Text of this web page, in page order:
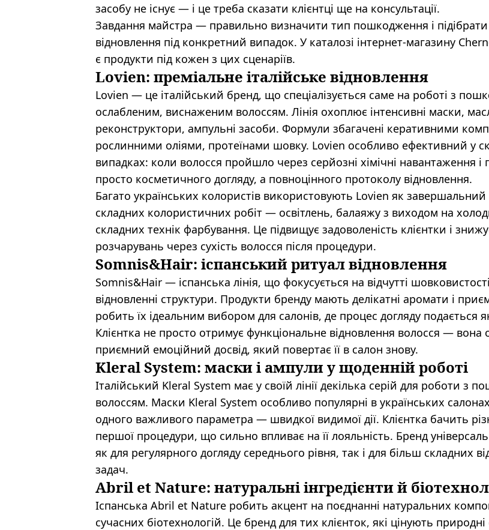
засобу не існує — і це треба сказати клієнтці ще на консультації.
Завдання майстра — правильно визначити тип пошкодження і
відновлення під конкретний випадок. У каталозі інтернет-магазину
є продукти під кожен з цих сценаріїв.
Lovien: преміальне італійське відновлення
Lovien — це італійський бренд, що спеціалізується саме на роботі з
ослабленим, виснаженим волоссям. Лінія охоплює інтенсивні маски,
реконструктори, ампульні засоби. Формули збагачені керативними
рослинними оліями, протеїнами шовку. Lovien особливо ефективний у
випадках: коли волосся пройшло через серйозні хімічні навантаження і
просто косметичного догляду, а повноцінного протоколу відновлення.
Багато українських колористів використовують Lovien як завершальний
складних колористичних робіт — освітлень, балаяжу з виходом на
складних технік фарбування. Це підвищує задоволеність клієнтки і
розчарувань через сухість волосся після процедури.
Somnis&Hair: іспанський ритуал відновлення
Somnis&Hair — іспанська лінія, що фокусується на відчутті
відновленні структури. Продукти бренду мають делікатні аромати і
робить їх ідеальним вибором для салонів, де процес догляду подається
Клієнтка не просто отримує функціональне відновлення волосся — вона
приємний емоційний досвід, який повертає її в салон знову.
Kleral System: маски і ампули у щоденній роботі
Італійський Kleral System має у своїй лінії декілька серій для роботи з
волоссям. Маски Kleral System особливо популярні в українських
одного важливого параметра — швидкої видимої дії. Клієнтка бачить
першої процедури, що сильно впливає на її лояльність. Бренд
як для регулярного догляду середнього рівня, так і для більш складних
задач.
Abril et Nature: натуральні інгредієнти й
Іспанська Abril et Nature робить акцент на поєднанні натуральних
сучасних біотехнологій. Це бренд для тих клієнток, які цінують